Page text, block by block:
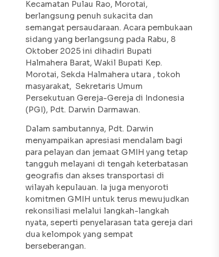
Kecamatan Pulau Rao, Morotai,
berlangsung penuh sukacita dan
semangat persaudaraan. Acara pembukaan
sidang yang berlangsung pada Rabu, 8
Oktober 2025 ini dihadiri Bupati
Halmahera Barat, Wakil Bupati Kep.
Morotai, Sekda Halmahera utara , tokoh
masyarakat, Sekretaris Umum
Persekutuan Gereja-Gereja di Indonesia
(PGI), Pdt. Darwin Darmawan.
Dalam sambutannya, Pdt. Darwin
menyampaikan apresiasi mendalam bagi
para pelayan dan jemaat GMIH yang tetap
tangguh melayani di tengah keterbatasan
geografis dan akses transportasi di
wilayah kepulauan. Ia juga menyoroti
komitmen GMIH untuk terus mewujudkan
rekonsiliasi melalui langkah-langkah
nyata, seperti penyelarasan tata gereja dari
dua kelompok yang sempat
berseberangan.